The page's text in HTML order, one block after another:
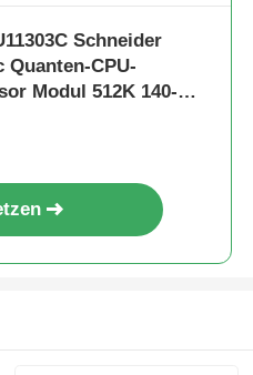
Schneider
Quanten-CPU-
Modul 512K 140-